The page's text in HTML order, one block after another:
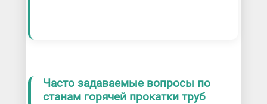
Часто задаваемые вопросы по
станам горячей прокатки труб